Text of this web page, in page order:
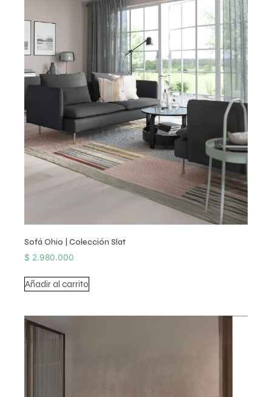
Sofá Ohio | Colección Slat
$ 2.980.000
Añadir al carrito